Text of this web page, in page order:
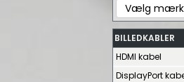
BILLEDKABLER
HDMI kabel
DisplayPort